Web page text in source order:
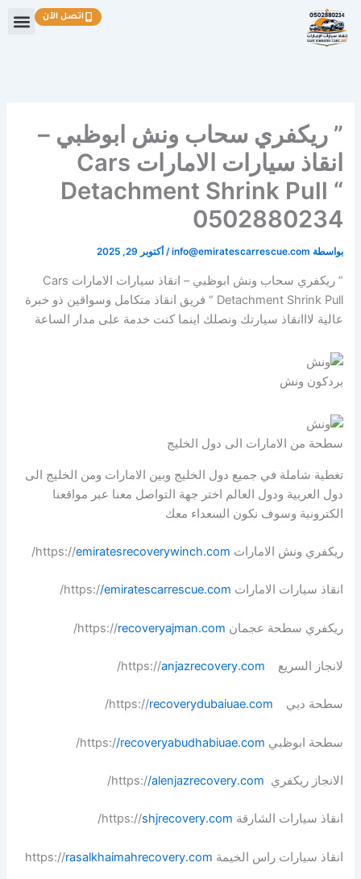
تخطي
إلى
المحتوى
اتصل الآن
” ريكفري سحاب ونش ابوظبي –
انقاذ سيارات الامارات Cars
Detachment Shrink Pull “
0502880234
بواسطة info@emiratescarrescue.com
/ أكتوبر 29, 2025
” ريكفري سحاب ونش ابوظبي – انقاذ سيارات الامارات Cars
Detachment Shrink Pull “ فريق انقاذ متكامل وسواقين ذو خبرة
عالية لااانقاذ سيارتك ونصلك اينما كنت خدمة على مدار الساعة
بردكون ونش
سطحة من الامارات الى دول الخليج
تغطية شاملة في جميع دول الخليج وبين الامارات ومن الخليج الى
دول العربية ودول العالم اختر جهة التواصل معنا عبر مواقعنا
الكترونية وسوف نكون السعداء معك
ريكفري ونش الامارات https:// emiratesrecoverywinch.com
/
انقاذ سيارات الامارات https:/ /emiratescarrescue.com
/
ريكفري سطحة عجمان https:// recoveryajman.com
/
لانجاز السريع https:// anjazrecovery.com
/
سطحة دبي https:// recoverydubaiuae.com
/
سطحة ابوظبي https:/ /recoveryabudhabiuae.com
/
الانجاز ريكفري https:/ /alenjazrecovery.com
/
انقاذ سيارات الشارقة https:// shjrecovery.com
/
انقاذ سيارات راس الخيمة https:// rasalkhaimahrecovery.com